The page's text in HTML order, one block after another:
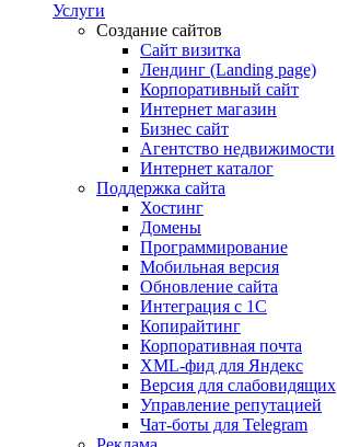
Услуги
Создание сайтов
Сайт визитка
Лендинг (Landing page)
Корпоративный сайт
Интернет магазин
Бизнес сайт
Агентство недвижимости
Интернет каталог
Поддержка сайта
Хостинг
Домены
Программирование
Мобильная версия
Обновление сайта
Интеграция с 1С
Копирайтинг
Корпоративная почта
XML-фид для Яндекс
Версия для слабовидящих
Управление репутацией
Чат-боты для Telegram